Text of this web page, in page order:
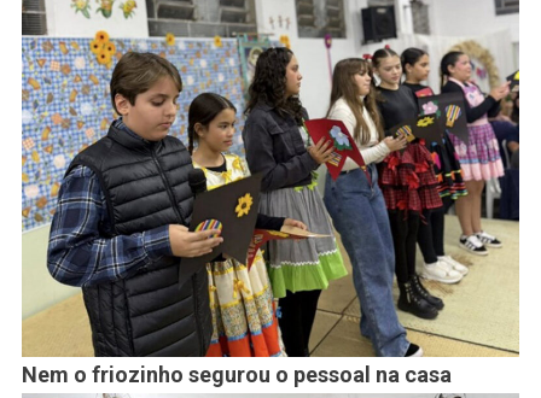
Nem o friozinho segurou o pessoal na casa